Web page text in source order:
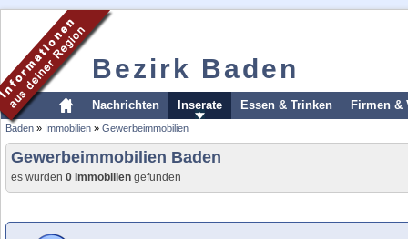
Bezirk Baden
Nachrichten Inserate Essen & Trinken Firmen &
Baden » Immobilien » Gewerbeimmobilien
Gewerbeimmobilien Baden
es wurden 0 Immobilien gefunden